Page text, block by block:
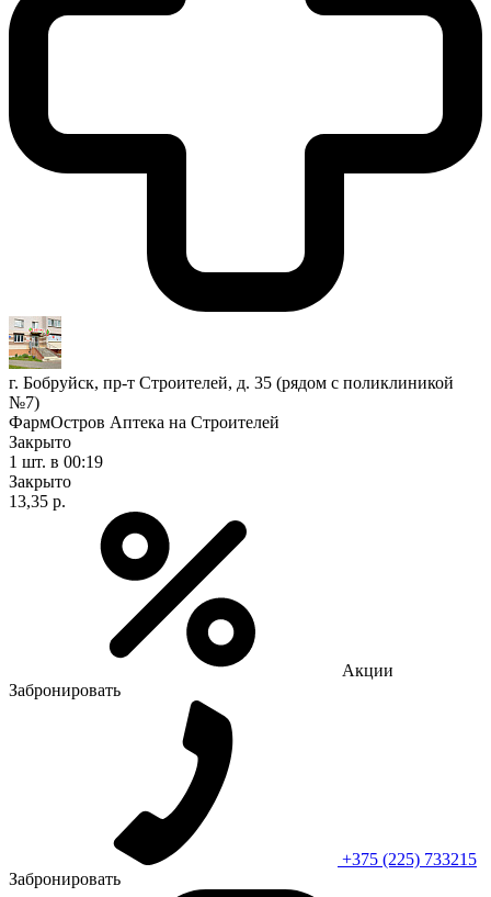
г. Бобруйск, пр-т Строителей, д. 35 (рядом с поликлиникой
№7)
ФармОстров Аптека на Строителей
Закрыто
1 шт. в 00:19
Закрыто
13,35 р.
Акции
Забронировать
+375 (225) 733215
Забронировать